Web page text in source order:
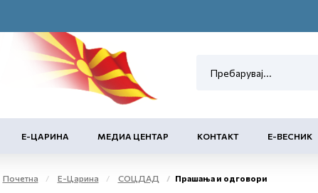
Е-ЦАРИНА МЕДИА ЦЕНТАР КОНТАКТ Е-ВЕСНИК
Почетна Е-Царина СОЦДАД Прашања и одговори